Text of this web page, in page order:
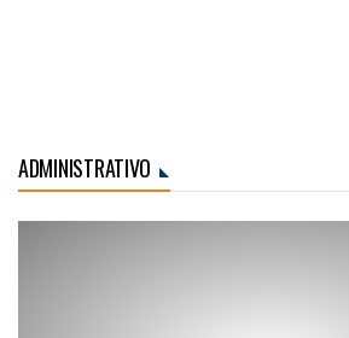
ADMINISTRATIVO